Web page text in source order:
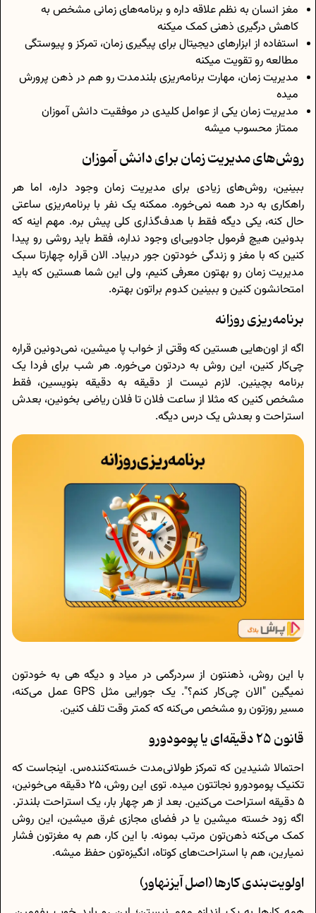
مغز انسان به نظم علاقه داره و برنامه‌های زمانی مشخص به
کاهش درگیری ذهنی کمک میکنه
استفاده از ابزارهای دیجیتال برای پیگیری زمان، تمرکز و پیوستگی
مطالعه رو تقویت میکنه
مدیریت زمان، مهارت برنامه‌ریزی بلندمدت رو هم در ذهن پرورش
میده
مدیریت زمان یکی از عوامل کلیدی در موفقیت دانش آموزان
ممتاز محسوب میشه
روش‌های مدیریت زمان برای دانش آموزان
ببینین، روش‌های زیادی برای مدیریت زمان وجود داره، اما هر
راهکاری به درد همه نمی‌خوره. ممکنه یک نفر با برنامه‌ریزی ساعتی
حال کنه، یکی دیگه فقط با هدف‌گذاری کلی پیش بره. مهم اینه که
بدونین هیچ فرمول جادویی‌ای وجود نداره، فقط باید روشی رو پیدا
کنین که با مغز و زندگی خودتون جور دربیاد. الان قراره چهارتا سبک
مدیریت زمان رو بهتون معرفی کنیم، ولی این شما هستین که باید
امتحانشون کنین و ببینین کدوم براتون بهتره.
برنامه‌ریزی روزانه
اگه از اون‌هایی هستین که وقتی از خواب پا میشین، نمی‌دونین قراره
چی‌کار کنین، این روش به دردتون می‌خوره. هر شب برای فردا یک
برنامه بچینین. لازم نیست از دقیقه به دقیقه بنویسین، فقط
مشخص کنین که مثلا از ساعت فلان تا فلان ریاضی بخونین، بعدش
استراحت و بعدش یک درس دیگه.
با این روش، ذهنتون از سردرگمی در میاد و دیگه هی به خودتون
نمیگین "الان چی‌کار کنم؟". یک جورایی مثل GPS عمل می‌کنه،
مسیر روزتون رو مشخص می‌کنه که کمتر وقت تلف کنین.
قانون ۲۵ دقیقه‌ای یا پومودورو
احتمالا شنیدین که تمرکز طولانی‌مدت خسته‌کننده‌س. اینجاست که
تکنیک پومودورو نجاتتون میده. توی این روش، ۲۵ دقیقه می‌خونین،
۵ دقیقه استراحت می‌کنین. بعد از هر چهار بار، یک استراحت بلندتر.
اگه زود خسته میشین یا در فضای مجازی غرق میشین، این روش
کمک می‌کنه ذهن‌تون مرتب بمونه. با این کار، هم به مغزتون فشار
نمیارین، هم با استراحت‌های کوتاه، انگیزه‌تون حفظ میشه.
اولویت‌بندی کارها (اصل آیزنهاور)